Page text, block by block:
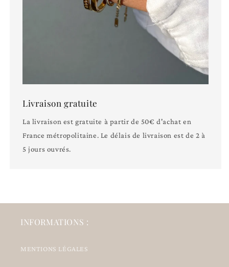
Livraison gratuite
La livraison est gratuite à partir de 50€ d'achat en
France métropolitaine. Le délais de livraison est de 2 à
5 jours ouvrés.
INFORMATIONS :
MENTIONS LÉGALES